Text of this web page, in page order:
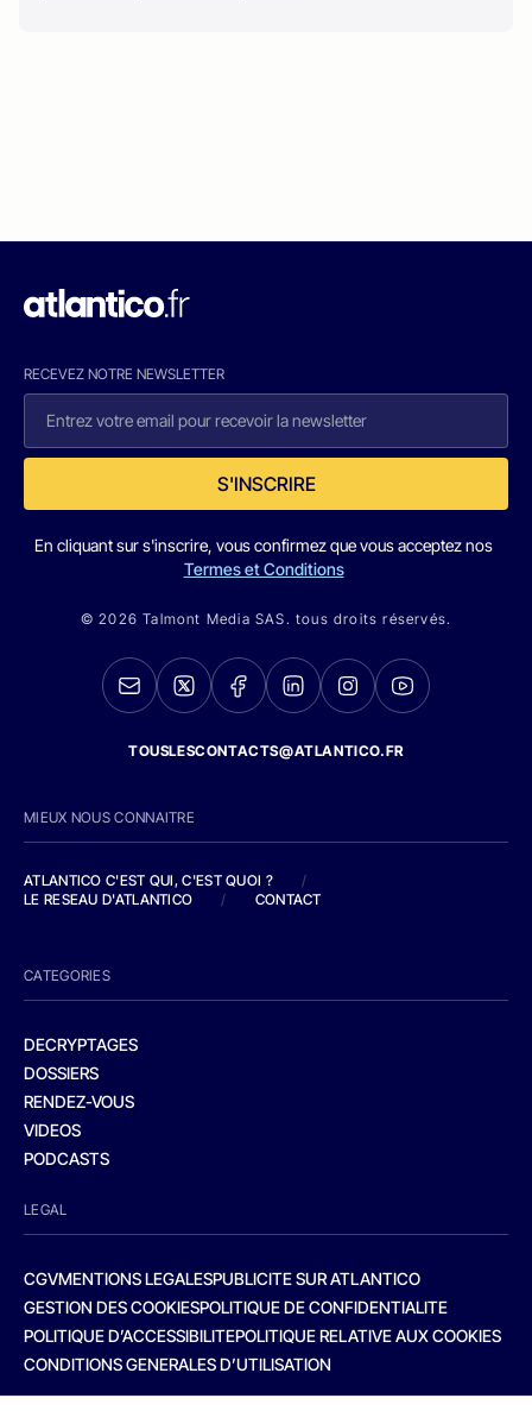
RECEVEZ NOTRE NEWSLETTER
S'INSCRIRE
En cliquant sur s'inscrire, vous confirmez que vous acceptez nos
Termes et Conditions
© 2026 Talmont Media SAS. tous droits réservés.
TOUSLESCONTACTS@ATLANTICO.FR
MIEUX NOUS CONNAITRE
ATLANTICO C'EST QUI, C'EST QUOI ?
/
LE RESEAU D'ATLANTICO
/ CONTACT
CATEGORIES
DECRYPTAGES
DOSSIERS
RENDEZ-VOUS
VIDEOS
PODCASTS
LEGAL
CGVMENTIONS LEGALESPUBLICITE SUR ATLANTICO
GESTION DES COOKIESPOLITIQUE DE CONFIDENTIALITE
POLITIQUE D’ACCESSIBILITEPOLITIQUE RELATIVE AUX COOKIES
CONDITIONS GENERALES D’UTILISATION